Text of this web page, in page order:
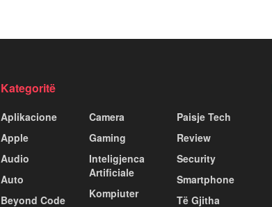
Kategoritë
Aplikacione
Apple
Audio
Auto
Beyond Code
Camera
Gaming
Inteligjenca
Artificiale
Kompiuter
Paisje Tech
Review
Security
Smartphone
Të Gjitha